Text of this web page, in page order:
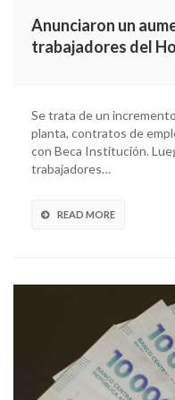
Anunciaron un
trabajadores del
Se trata de un
planta, contratos de
con Beca Institución.
trabajadores…
READ MORE